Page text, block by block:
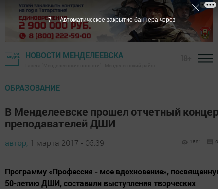
НОВОСТИ МЕНДЕЛЕЕВСКА
ОБРАЗОВАНИЕ
В Менделеевске прошел отчетный
преподавателей ДШИ
автор, 1 марта 2017 - 05:39 1581 0
Программу «Профессия - мое вдохновение»,
50-летию ДШИ, составили выступления творческих
6 Автоматическое закрытие баннера через